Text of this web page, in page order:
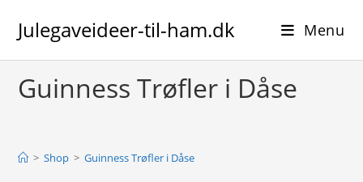
content
Julegaveideer-til-ham.dk Menu
Guinness Trøfler i Dåse
> Shop > Guinness Trøfler i Dåse